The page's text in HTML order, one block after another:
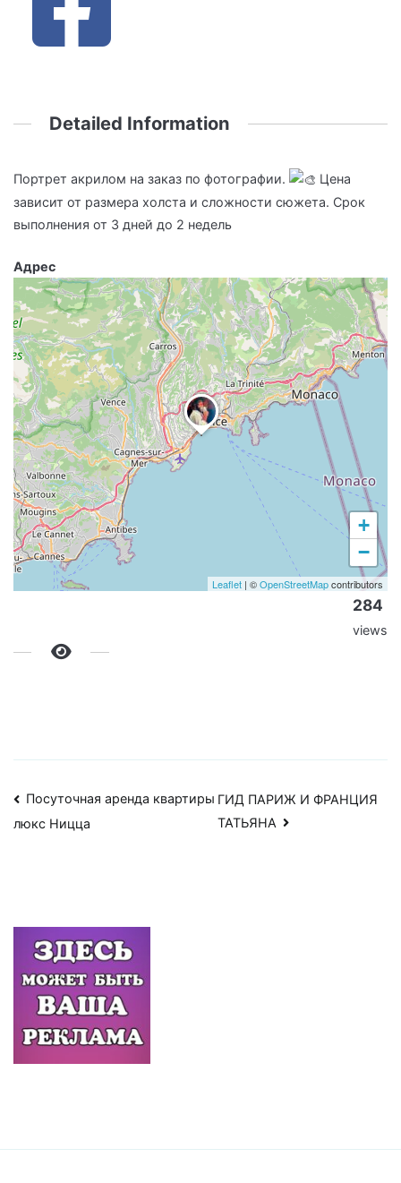
Detailed Information
Портрет акрилом на заказ по фотографии.
Цена
зависит от размера холста и сложности сюжета. Срок
выполнения от 3 дней до 2 недель
Адрес
+
−
Leaflet | ©OpenStreetMapcontributors
284
views
Навигация
Посуточная аренда квартиры
люкс Ницца
ГИД ПАРИЖ И ФРАНЦИЯ
ТАТЬЯНА